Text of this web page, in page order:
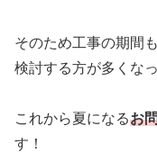
そのため工事の期間
検討する方が多くな
これから夏になるお
す！